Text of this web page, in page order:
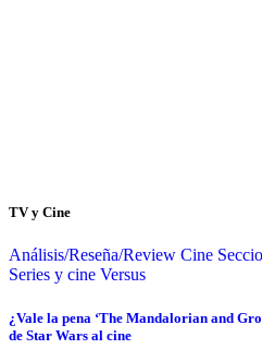
TV y Cine
Análisis/Reseña/Review Cine
Series y cine Versus
¿Vale la pena ‘The Mandalorian and
de Star Wars al cine